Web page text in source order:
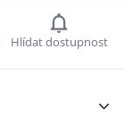
Hlídat dostupnost